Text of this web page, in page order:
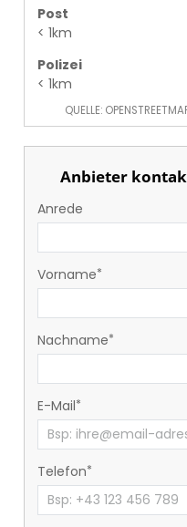
Post
< 1km
Polizei
< 1km
QUELLE:
Anbieter
Anrede
Vorname
Nachname
E-Mail
Telefon